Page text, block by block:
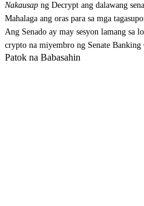
Nakausap ng Decrypt ang dalawang
Mahalaga ang oras para sa mga
Ang Senado ay may sesyon lamang sa
crypto na miyembro ng Senate Banking
Patok na Babasahin